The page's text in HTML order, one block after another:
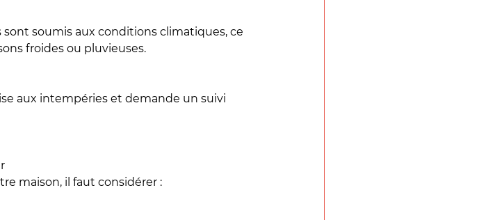
soumis aux conditions climatiques, ce
froides ou pluvieuses.
aux intempéries et demande un suivi
maison, il faut considérer :